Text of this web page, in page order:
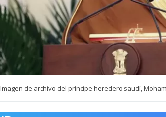
Imagen de archivo del príncipe heredero saudí,